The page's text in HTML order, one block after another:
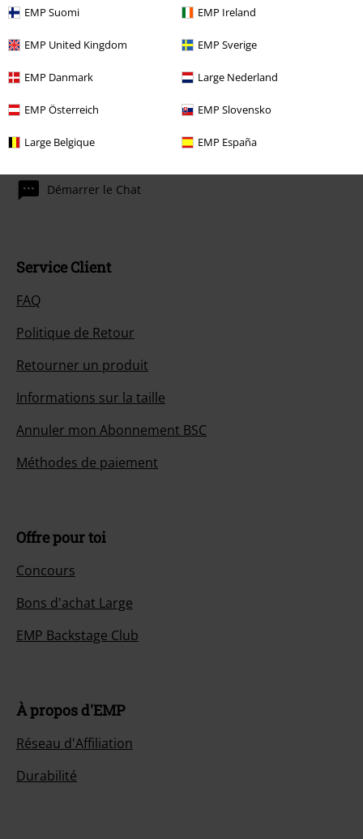
EMP Suomi EMP Ireland
EMP United Kingdom EMP Sverige
EMP Danmark Large Nederland
EMP Österreich EMP Slovensko
Large Belgique EMP España
dont le prix inclut un don.
Aujourdhui, notre Service-clients est disponible de 10:00 à 18:30.
Démarrer le Chat
Service Client
FAQ
Politique de Retour
Retourner un produit
Informations sur la taille
Annuler mon Abonnement BSC
Méthodes de paiement
Offre pour toi
Concours
Bons d'achat Large
EMP Backstage Club
À propos d'EMP
Réseau d'Affiliation
Durabilité